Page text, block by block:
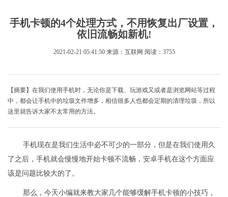
手机卡顿的4个处理方式，不用恢复出厂设置，
依旧流畅如新机!
2021-02-21 05:41:50 来源：互联网 阅读：3755
【摘要】在我们使用手机时，无论你是下载、玩游戏又或者是浏览网站等过程
中，都会让手机中的垃圾文件增多，相信很多人也都会定期的清理垃圾，所以
这里就告诉大家不太常用的方法。
手机现在是我们生活中必不可少的一部分，但是在我们使用久
了之后，手机就会慢慢地开始卡顿不流畅，安卓手机在这个方面应
该是问题比较大的了。
那么，今天小编就来教大家几个能够缓解手机卡顿的小技巧，